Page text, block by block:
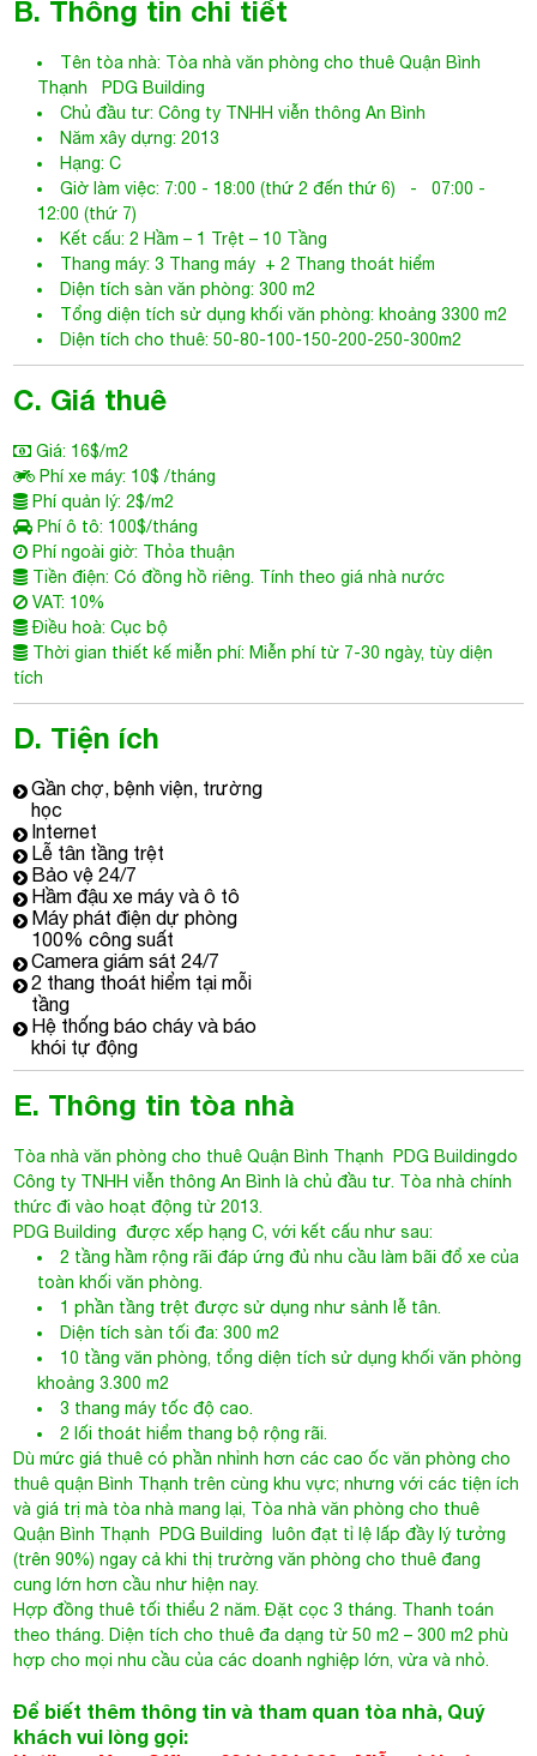
B. Thông tin chi tiết
Tên tòa nhà: Tòa nhà văn phòng cho thuê Quận Bình
Thạnh PDG Building
Chủ đầu tư: Công ty TNHH viễn thông An Bình
Năm xây dựng: 2013
Hạng: C
Giờ làm việc: 7:00 - 18:00 (thứ 2 đến thứ 6) - 07:00 -
12:00 (thứ 7)
Kết cấu: 2 Hầm – 1 Trệt – 10 Tầng
Thang máy: 3 Thang máy + 2 Thang thoát hiểm
Diện tích sàn văn phòng: 300 m2
Tổng diện tích sử dụng khối văn phòng: khoảng 3300 m2
Diện tích cho thuê: 50-80-100-150-200-250-300m2
C. Giá thuê
Giá: 16$/m2
Phí xe máy: 10$ /tháng
Phí quản lý: 2$/m2
Phí ô tô: 100$/tháng
Phí ngoài giờ: Thỏa thuận
Tiền điện: Có đồng hồ riêng. Tính theo giá nhà nước
VAT: 10%
Điều hoà: Cục bộ
Thời gian thiết kế miễn phí: Miễn phí từ 7-30 ngày, tùy diện
tích
D. Tiện ích
Gần chợ, bệnh viện, trường
học
Internet
Lễ tân tầng trệt
Bảo vệ 24/7
Hầm đậu xe máy và ô tô
Máy phát điện dự phòng
100% công suất
Camera giám sát 24/7
2 thang thoát hiểm tại mỗi
tầng
Hệ thống báo cháy và báo
khói tự động
E. Thông tin tòa nhà
Tòa nhà văn phòng cho thuê Quận Bình Thạnh PDG Buildingdo
Công ty TNHH viễn thông An Bình là chủ đầu tư. Tòa nhà chính
thức đi vào hoạt động từ 2013.
PDG Building được xếp hạng C, với kết cấu như sau:
2 tầng hầm rộng rãi đáp ứng đủ nhu cầu làm bãi đổ xe của
toàn khối văn phòng.
1 phần tầng trệt được sử dụng như sảnh lễ tân.
Diện tích sàn tối đa: 300 m2
10 tầng văn phòng, tổng diện tích sử dụng khối văn phòng
khoảng 3.300 m2
3 thang máy tốc độ cao.
2 lối thoát hiểm thang bộ rộng rãi.
Dù mức giá thuê có phần nhỉnh hơn các cao ốc văn phòng cho
thuê quận Bình Thạnh trên cùng khu vực; nhưng với các tiện ích
và giá trị mà tòa nhà mang lại, Tòa nhà văn phòng cho thuê
Quận Bình Thạnh PDG Building luôn đạt tỉ lệ lấp đầy lý tưởng
(trên 90%) ngay cả khi thị trường văn phòng cho thuê đang
cung lớn hơn cầu như hiện nay.
Hợp đồng thuê tối thiểu 2 năm. Đặt cọc 3 tháng. Thanh toán
theo tháng. Diện tích cho thuê đa dạng từ 50 m2 – 300 m2 phù
hợp cho mọi nhu cầu của các doanh nghiệp lớn, vừa và nhỏ.
Để biết thêm thông tin và tham quan tòa nhà, Quý
khách vui lòng gọi: